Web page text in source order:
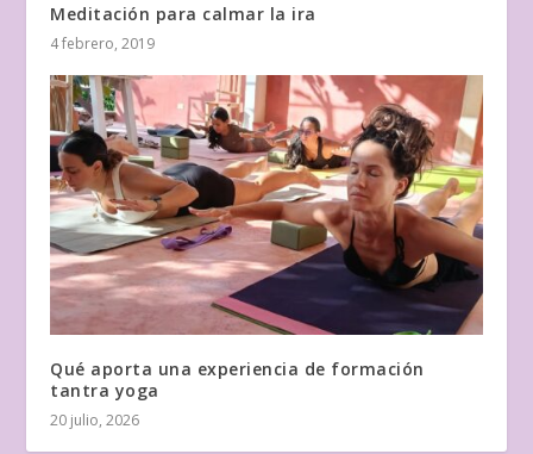
Meditación para calmar la ira
4 febrero, 2019
Qué aporta una experiencia de formación
tantra yoga
20 julio, 2026